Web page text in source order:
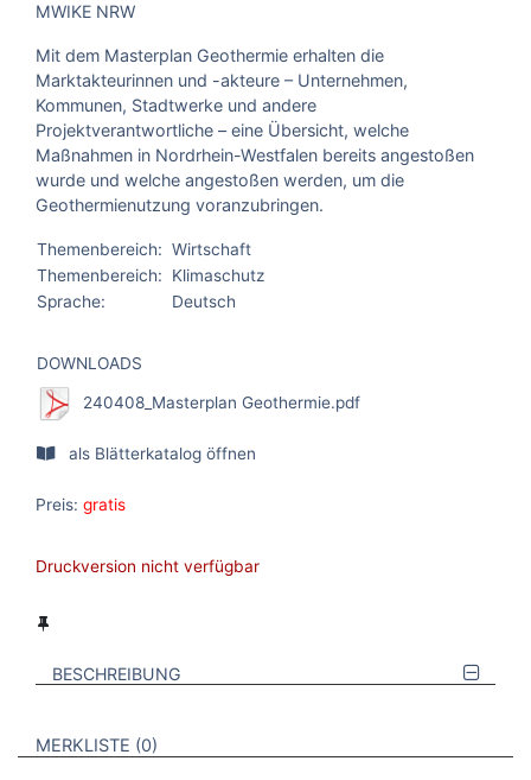
MWIKE NRW
Mit dem Masterplan Geothermie erhalten die
Marktakteurinnen und -akteure – Unternehmen,
Kommunen, Stadtwerke und andere
Projektverantwortliche – eine Übersicht, welche
Maßnahmen in Nordrhein-Westfalen bereits angestoßen
wurde und welche angestoßen werden, um die
Geothermienutzung voranzubringen.
Themenbereich: Wirtschaft
Themenbereich:
Klimaschutz
Sprache:
Deutsch
DOWNLOADS
240408_Masterplan Geothermie.pdf
als Blätterkatalog öffnen
Preis: gratis
Druckversion nicht verfügbar
BESCHREIBUNG
VERWEISE AUF VERMERKTE- ODER ZULETZT ANGESEHENE
MERKLISTE 0 BROSCHÜREN